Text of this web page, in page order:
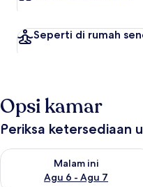
Seperti di rumah
Opsi kamar
Periksa ketersediaan
Malam ini
Agu 6 - Agu 7
Periksa ketersediaan untuk